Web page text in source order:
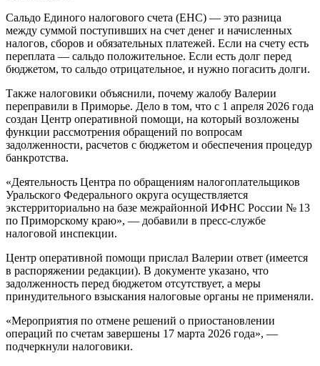
Сальдо Единого налогового счета (ЕНС) — это разница
между суммой поступивших на счет денег и начисленных
налогов, сборов и обязательных платежей. Если на счету есть
переплата — сальдо положительное. Если есть долг перед
бюджетом, то сальдо отрицательное, и нужно погасить долги.
Также налоговики объяснили, почему жалобу Валерии
переправили в Приморье. Дело в том, что с 1 апреля 2026 года
создан Центр оперативной помощи, на который возложены
функции рассмотрения обращений по вопросам
задолженности, расчетов с бюджетом и обеспечения процедур
банкротства.
«Деятельность Центра по обращениям налогоплательщиков
Уральского Федерального округа осуществляется
экстерриториально на базе межрайонной ИФНС России № 13
по Приморскому краю», — добавили в пресс-службе
налоговой инспекции.
Центр оперативной помощи прислал Валерии ответ (имеется
в распоряжении редакции). В документе указано, что
задолженность перед бюджетом отсутствует, а меры
принудительного взыскания налоговые органы не применяли.
«Мероприятия по отмене решений о приостановлении
операций по счетам завершены 17 марта 2026 года», —
подчеркнули налоговики.